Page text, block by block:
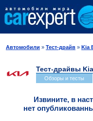
Автомобили » Тест-драйв » Kia
Тест-драйвы
Обзоры и тесты
Извините, в
нет